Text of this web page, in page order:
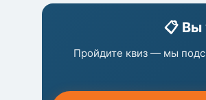
📋 Вы
Пройдите квиз — мы